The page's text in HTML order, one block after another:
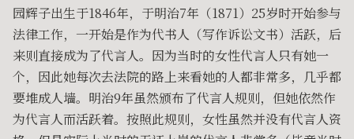
园辉子出生于1846年，于明治7年（1871）25岁时开始参与
法律工作，一开始是作为代书人（写作诉讼文书）活跃，后
来则直接成为了代言人。因为当时的女性代言人只有她一
个，因此她每次去法院的路上来看她的人都非常多，几乎都
要堆成人墙。明治9年虽然颁布了代言人规则，但她依然作
为代言人而活跃着。按照此规则，女性虽然并没有代言人资